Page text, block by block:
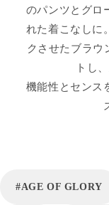
のパンツとグロ
れた着こなしに
クさせたブラウ
トし
機能性とセンス
#AGE OF GLORY